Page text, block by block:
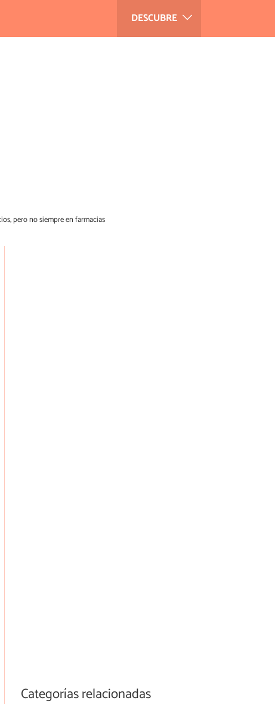
DESCUBRE
pero no siempre en farmacias
Categorías relacionadas